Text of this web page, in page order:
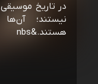
در تاریخ
نیستند؛
هستند.&nbs